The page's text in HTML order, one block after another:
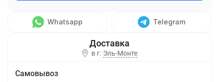
Whatsapp Telegram
в г. Эль-Монте
Самовывоз